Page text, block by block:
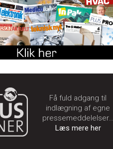
Få fuld adgang til
indlægning af egne
pressemeddelelser…
Læs mere her